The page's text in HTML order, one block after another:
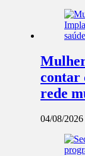
contar
rede
04/08/2026